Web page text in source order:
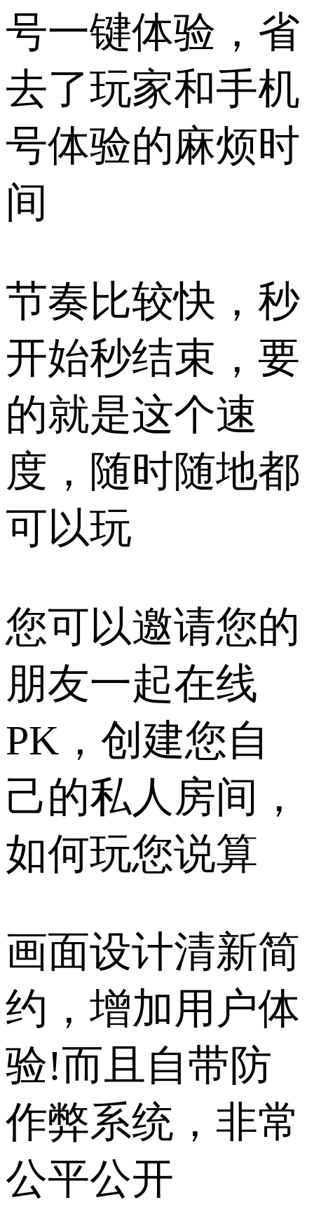
号一键体验，省
去了玩家和手机
号体验的麻烦时
间
节奏比较快，秒
开始秒结束，要
的就是这个速
度，随时随地都
可以玩
您可以邀请您的
朋友一起在线
PK，创建您自
己的私人房间，
如何玩您说算
画面设计清新简
约，增加用户体
验!而且自带防
作弊系统，非常
公平公开